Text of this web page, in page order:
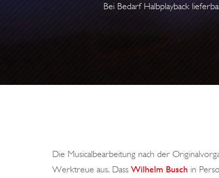
Bei Bedarf Halbplayback
Die Musicalbearbeitung nach der
Werktreue aus. Dass Wilhelm Busch in